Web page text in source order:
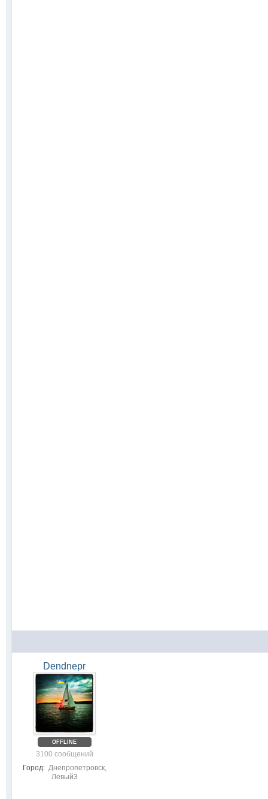
Dendnepr
OFFLINE
3100 сообщений
Город: Днепропетровск,
Левый3